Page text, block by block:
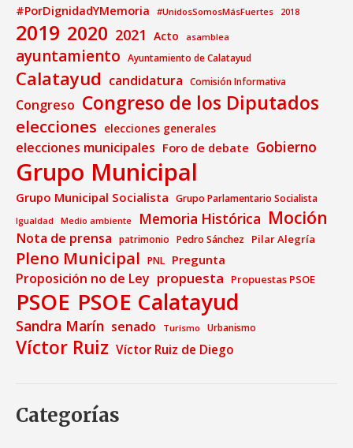
#PorDignidadYMemoria #UnidosSomosMásFuertes 2018
2019 2020 2021 Acto asamblea
ayuntamiento Ayuntamiento de Calatayud
Calatayud candidatura Comisión Informativa
Congreso Congreso de los Diputados
elecciones elecciones generales
elecciones municipales Foro de debate Gobierno
Grupo Municipal
Grupo Municipal Socialista Grupo Parlamentario Socialista
Igualdad Medio ambiente Memoria Histórica Moción
Nota de prensa patrimonio Pedro Sánchez Pilar Alegría
Pleno Municipal PNL Pregunta
Proposición no de Ley propuesta Propuestas PSOE
PSOE PSOE Calatayud
Sandra Marín senado Turismo Urbanismo
Víctor Ruiz Víctor Ruiz de Diego
Categorías